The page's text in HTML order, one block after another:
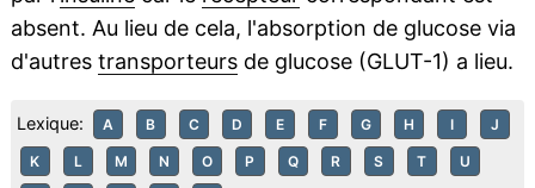
absent. Au lieu de cela, l'absorption de glucose via
d'autres transporteursde glucose (GLUT-1) a lieu.
Lexique: A B C D E F G H I J
K L M N O P Q R S T U